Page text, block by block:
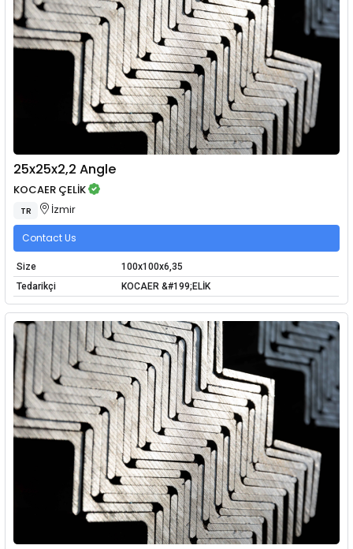
25x25x2,2 Angle
KOCAER ÇELİK
TR İzmir
Contact Us
Size
100x100x6,35
Tedarikçi
KOCAER &#199;ELİK